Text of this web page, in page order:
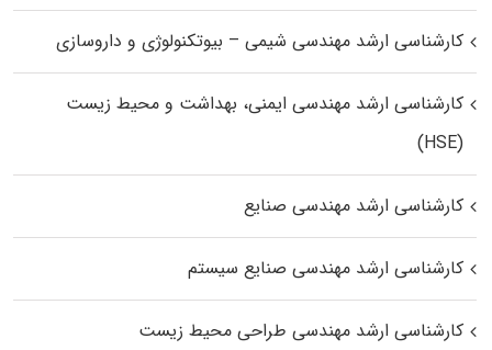
کارشناسی ارشد مهندسی شیمی – بیوتکنولوژی و داروسازی
کارشناسی ارشد مهندسی ایمنی، بهداشت و محیط زیست
(HSE)
کارشناسی ارشد مهندسی صنایع
کارشناسی ارشد مهندسی صنایع سیستم
کارشناسی ارشد مهندسی طراحی محیط زیست